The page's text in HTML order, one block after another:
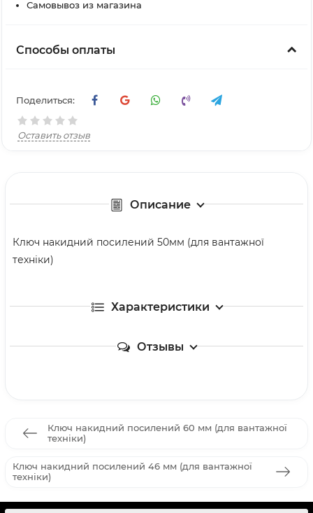
Самовывоз из магазина
Способы оплаты
Поделиться:
Оставить отзыв
Описание
Ключ накидний посилений 50мм (для вантажної
техніки)
Характеристики
Отзывы
Ключ накидний посилений 60 мм (для вантажної
техніки)
Ключ накидний посилений 46 мм (для вантажної
техніки)